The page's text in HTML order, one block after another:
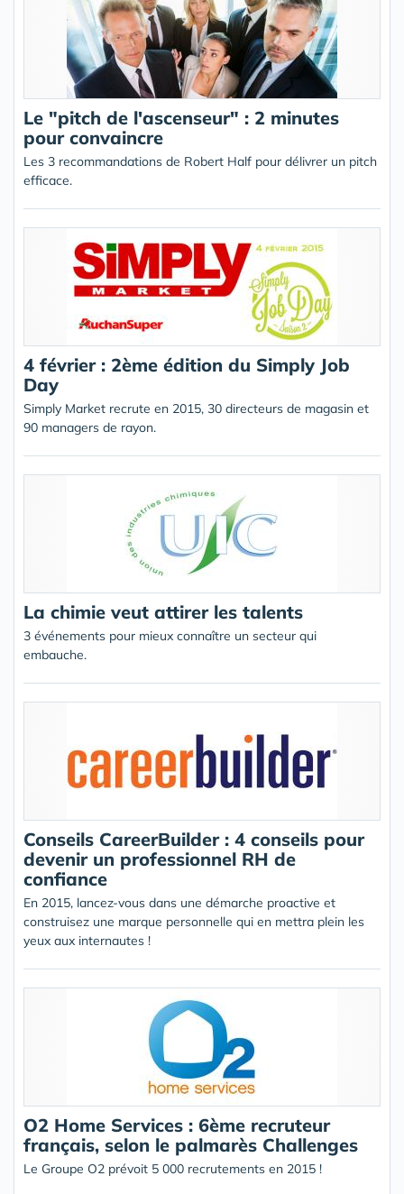
Le "pitch de l'ascenseur" : 2 minutes
pour convaincre
Les 3 recommandations de Robert Half pour délivrer un pitch
efficace.
4 février : 2ème édition du Simply Job
Day
Simply Market recrute en 2015, 30 directeurs de magasin et
90 managers de rayon.
La chimie veut attirer les talents
3 événements pour mieux connaître un secteur qui
embauche.
Conseils CareerBuilder : 4 conseils pour
devenir un professionnel RH de
confiance
En 2015, lancez-vous dans une démarche proactive et
construisez une marque personnelle qui en mettra plein les
yeux aux internautes !
O2 Home Services : 6ème recruteur
français, selon le palmarès Challenges
Le Groupe O2 prévoit 5 000 recrutements en 2015 !